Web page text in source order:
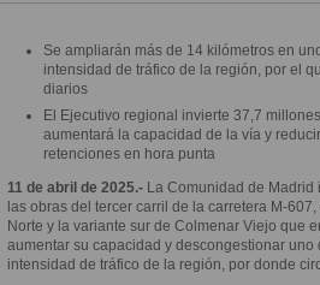
Se ampliarán más de 14 kilómetros en
intensidad de tráfico de la región, por el
diarios
El Ejecutivo regional invierte 37,7
aumentará la capacidad de la vía y
retenciones en hora punta
11 de abril de 2025.- La Comunidad de Madrid
las obras del tercer carril de la carretera M-
Norte y la variante sur de Colmenar Viejo que
aumentar su capacidad y descongestionar uno
intensidad de tráfico de la región, por donde